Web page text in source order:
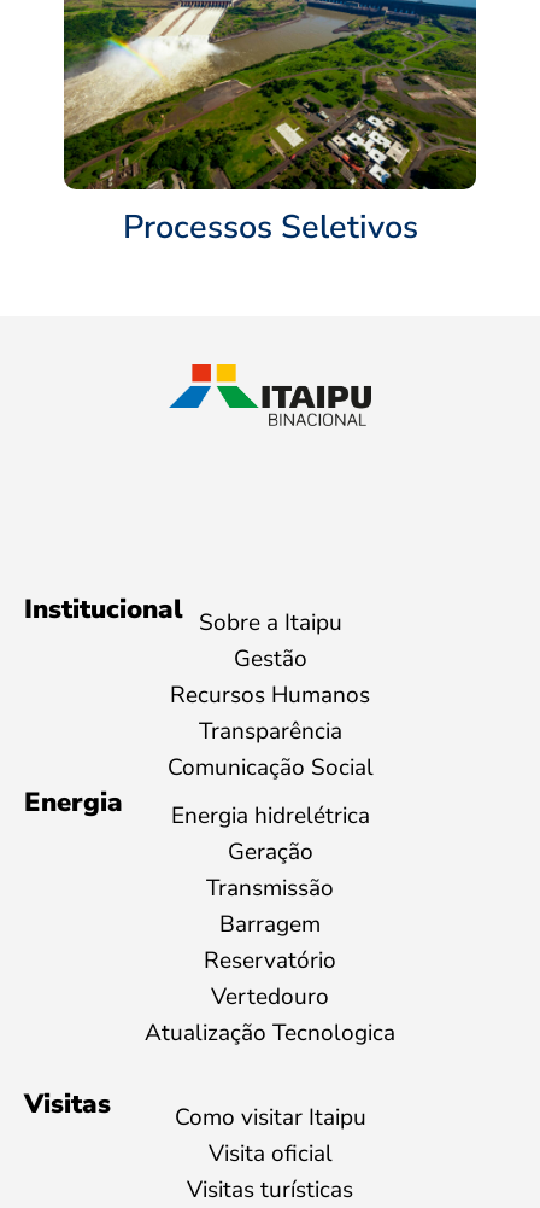
Processos Seletivos
Institucional Sobre a Itaipu
Gestão
Recursos Humanos
Transparência
Comunicação Social
Energia
Energia hidrelétrica
Geração
Transmissão
Barragem
Reservatório
Vertedouro
Atualização Tecnologica
Visitas
Como visitar Itaipu
Visita oficial
Visitas turísticas